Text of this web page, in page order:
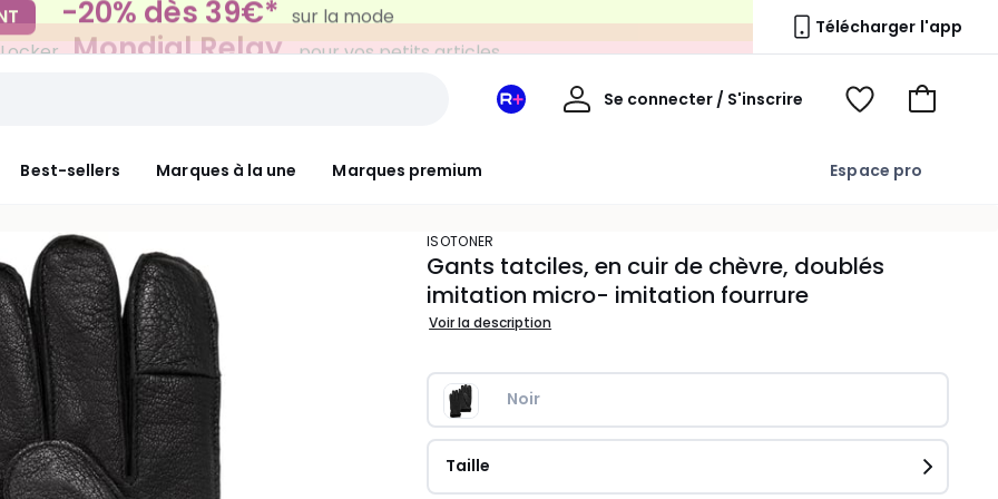
Mondial Relay pour vos petits articles Télécharger l'app
Best-sellers Marques à la une Marques premium Espace pro
Mon
Se connecter / S'inscrire
Mon
Voir
Voir
ISOTONER
Gants tatciles, en cuir de chèvre, doublés
imitation micro- imitation fourrure
Voir la description
Noir
Taille